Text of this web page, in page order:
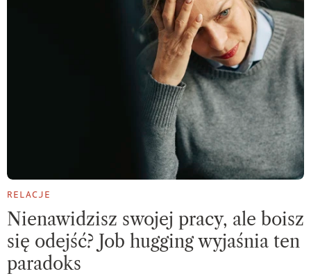
RELACJE
Nienawidzisz swojej pracy, ale boisz
się odejść? Job hugging wyjaśnia ten
paradoks